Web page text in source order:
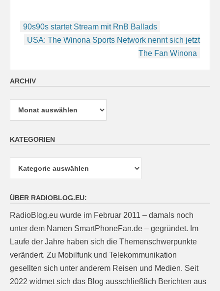
Beitragsnavigation
90s90s startet Stream mit RnB Ballads
USA: The Winona Sports Network nennt sich jetzt
The Fan Winona
ARCHIV
Archiv
KATEGORIEN
ÜBER RADIOBLOG.EU:
RadioBlog.eu wurde im Februar 2011 – damals noch
unter dem Namen SmartPhoneFan.de – gegründet. Im
Laufe der Jahre haben sich die Themenschwerpunkte
verändert. Zu Mobilfunk und Telekommunikation
gesellten sich unter anderem Reisen und Medien. Seit
2022 widmet sich das Blog ausschließlich Berichten aus